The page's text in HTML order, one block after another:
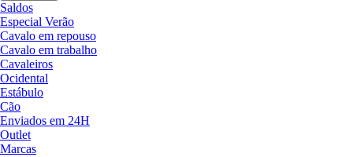
Saldos
Especial Verão
Cavalo em repouso
Cavalo em trabalho
Cavaleiros
Ocidental
Estábulo
Cão
Enviados em 24H
Outlet
Marcas